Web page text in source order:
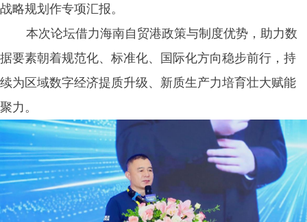
战略规划作专项汇报。
本次论坛借力海南自贸港政策与制度优势，助力数
据要素朝着规范化、标准化、国际化方向稳步前行，持
续为区域数字经济提质升级、新质生产力培育壮大赋能
聚力。